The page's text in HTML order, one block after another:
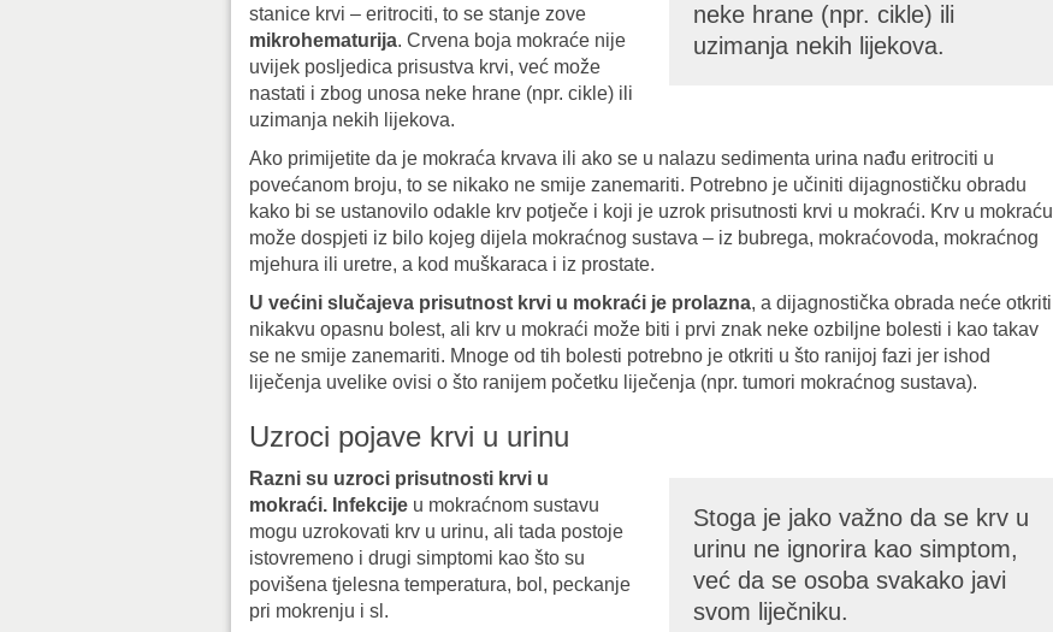
neke hrane (npr. cikle) ili
uzimanja nekih lijekova.
stanice krvi – eritrociti, to se stanje zove
mikrohematurija. Crvena boja mokraće nije
uvijek posljedica prisustva krvi, već može
nastati i zbog unosa neke hrane (npr. cikle) ili
uzimanja nekih lijekova.
Ako primijetite da je mokraća krvava ili ako se u nalazu sedimenta urina nađu eritrociti u
povećanom broju, to se nikako ne smije zanemariti. Potrebno je učiniti dijagnostičku obradu
kako bi se ustanovilo odakle krv potječe i koji je uzrok prisutnosti krvi u mokraći. Krv u mokraću
može dospjeti iz bilo kojeg dijela mokraćnog sustava – iz bubrega, mokraćovoda, mokraćnog
mjehura ili uretre, a kod muškaraca i iz prostate.
U većini slučajeva prisutnost krvi u mokraći je prolazna, a dijagnostička obrada neće otkriti
nikakvu opasnu bolest, ali krv u mokraći može biti i prvi znak neke ozbiljne bolesti i kao takav
se ne smije zanemariti. Mnoge od tih bolesti potrebno je otkriti u što ranijoj fazi jer ishod
liječenja uvelike ovisi o što ranijem početku liječenja (npr. tumori mokraćnog sustava).
Uzroci pojave krvi u urinu
Stoga je jako važno da se krv u
urinu ne ignorira kao simptom,
već da se osoba svakako javi
svom liječniku.
Razni su uzroci prisutnosti krvi u
mokraći. Infekcije u mokraćnom sustavu
mogu uzrokovati krv u urinu, ali tada postoje
istovremeno i drugi simptomi kao što su
povišena tjelesna temperatura, bol, peckanje
pri mokrenju i sl.